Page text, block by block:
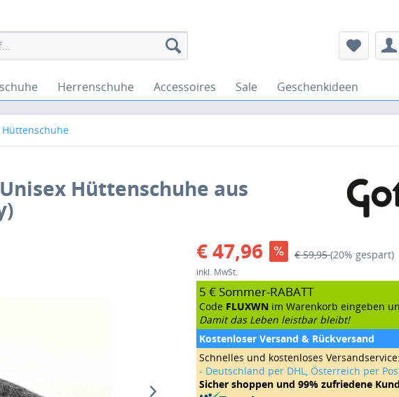
Herrenschuhe Accessoires Sale Geschenkideen
Hüttenschuhe
Hüttenschuhe aus
€ 47,96
€ 59,95(20% gespart)
inkl. MwSt.
5 € Sommer-RABATT
Code FLUXWN im Warenkorb eingeben
Damit das Leben leistbar bleibt!
Kostenloser Versand & Rückversand
Schnelles und kostenloses Versandservice:
- Deutschland per DHL, Österreich per
Sicher shoppen und 99% zufriedene